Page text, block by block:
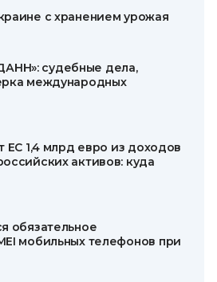
с хранением урожая
судебные дела,
международных
ЕС 1,4 млрд евро из доходов
активов: куда
обязательное
мобильных телефонов при